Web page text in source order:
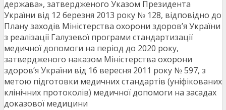
держава», затвердженого Указом Президента
України від 12 березня 2013 року № 128, відповідно до
Плану заходів Міністерства охорони здоров’я України
з реалізації Галузевої програми стандартизації
медичної допомоги на період до 2020 року,
затвердженого наказом Міністерства охорони
здоров’я України від 16 вересня 2011 року № 597, з
метою підготовки медичних стандартів (уніфікованих
клінічних протоколів) медичної допомоги на засадах
доказової медицини